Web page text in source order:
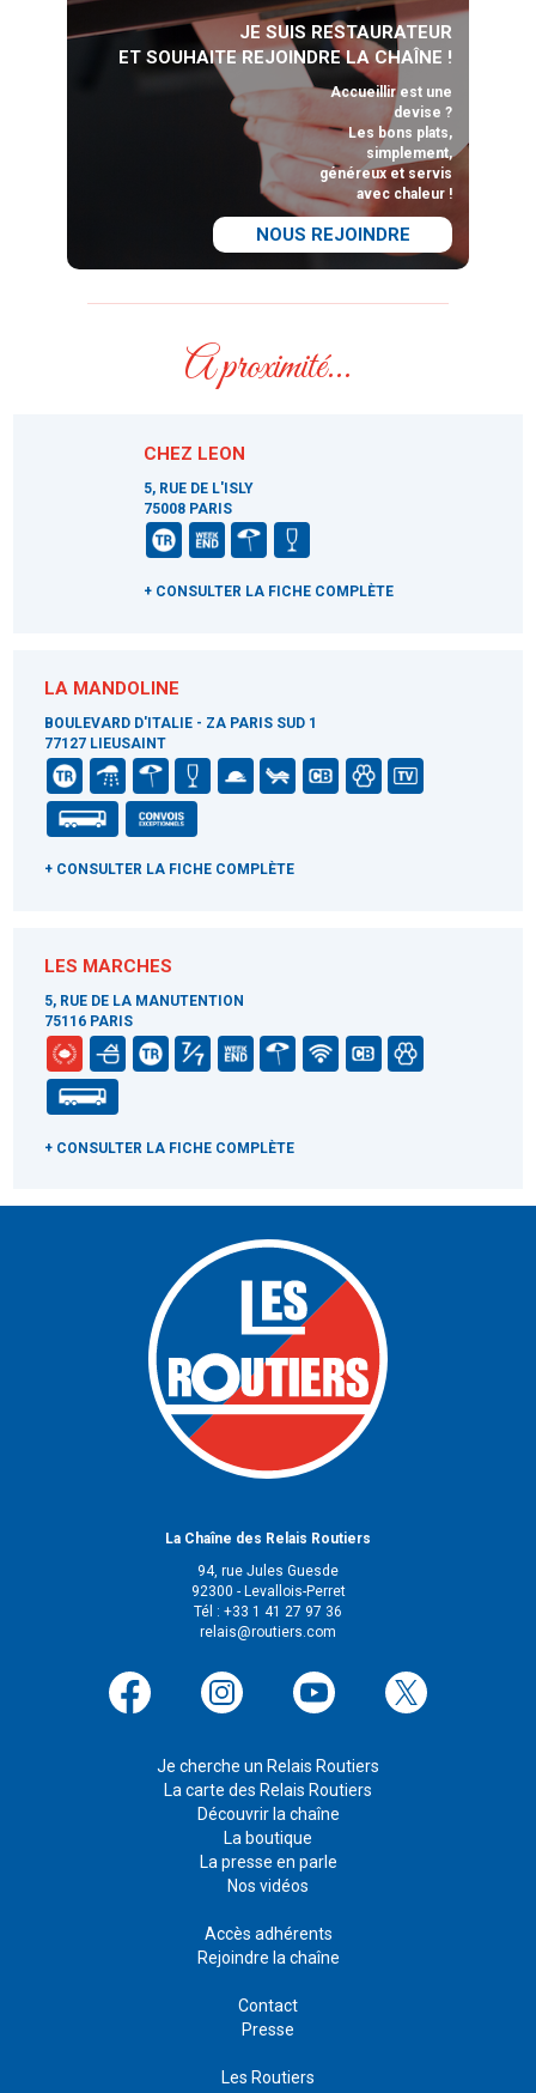
JE SUIS RESTAURATEUR
ET SOUHAITE REJOINDRE LA CHAÎNE !
Accueillir est une
devise ?
Les bons plats,
simplement,
généreux et servis
avec chaleur !
NOUS REJOINDRE
A proximité...
CHEZ LEON
5, RUE DE L'ISLY
75008 PARIS
+ CONSULTER LA FICHE COMPLÈTE
LA MANDOLINE
BOULEVARD D'ITALIE - ZA PARIS SUD 1
77127 LIEUSAINT
+ CONSULTER LA FICHE COMPLÈTE
LES MARCHES
5, RUE DE LA MANUTENTION
75116 PARIS
+ CONSULTER LA FICHE COMPLÈTE
La Chaîne des Relais Routiers
94, rue Jules Guesde
92300 - Levallois-Perret
Tél : +33 1 41 27 97 36
relais@routiers.com
Je cherche un Relais Routiers
La carte des Relais Routiers
Découvrir la chaîne
La boutique
La presse en parle
Nos vidéos
Accès adhérents
Rejoindre la chaîne
Contact
Presse
Les Routiers